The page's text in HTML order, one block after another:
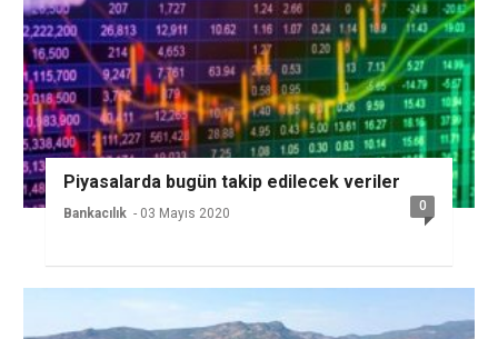
Piyasalarda bugün takip edilecek veriler
Bankacılık - 03 Mayıs 2020 0